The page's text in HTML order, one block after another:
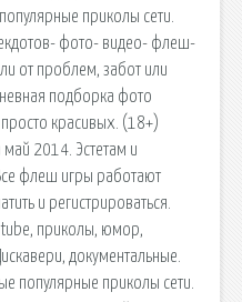
приколы сети.
фото- видео- флеш-
от проблем, забот или
подборка фото
красивых. (18+)
май 2014. Эстетам и
флеш игры работают
и регистрироваться.
приколы, юмор,
документальные.
популярные приколы сети.